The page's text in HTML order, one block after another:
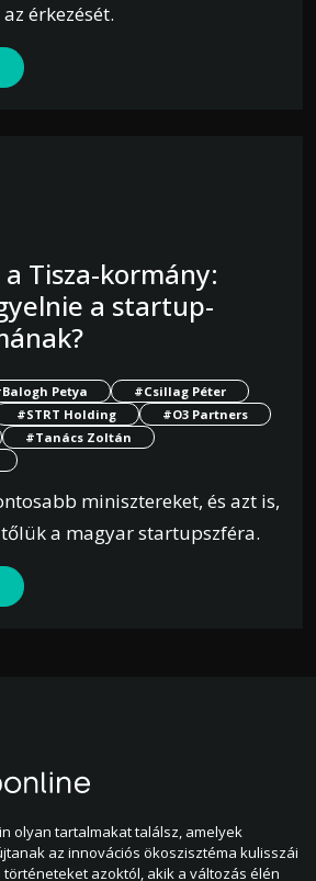
érkezését.
Tisza-kormány:
a startup-
Petya
#Csillag Péter
#STRT Holding
#O3 Partners
#Tanács Zoltán
minisztereket, és azt is,
a magyar startupszféra.
olyan tartalmakat találsz, amelyek
az innovációs ökoszisztéma kulisszái
azoktól, akik a változás élén